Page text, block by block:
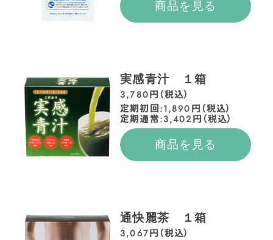
商品を見る
実感青汁 １箱
3,780円（税込）
定期初回:1,890円（税込）
定期通常:3,402円（税込）
商品を見る
通快麗茶 １箱
3,067円（税込）